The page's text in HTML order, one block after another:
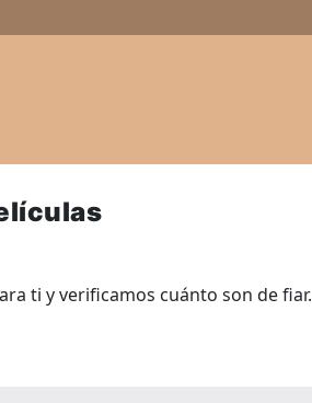
ti y verificamos cuánto son de fiar.